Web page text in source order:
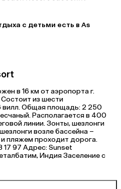
с детьми есть в As
в 16 км от аэропорта г.
из шести
вилл. Общая площадь: 2 250
Располагается в 400
линии. Зонты, шезлонги
возле бассейна –
пляжем проходит дорога.
97 Адрес: Sunset
Индия Заселение с